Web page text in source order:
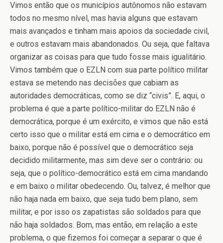
Vimos então que os municípios autônomos não estavam
todos no mesmo nível, mas havia alguns que estavam
mais avançados e tinham mais apoios da sociedade civil,
e outros estavam mais abandonados. Ou seja, que faltava
organizar as coisas para que tudo fosse mais igualitário.
Vimos também que o EZLN com sua parte político militar
estava se metendo nas decisões que cabiam as
autoridades democráticas, como se diz “civis”. E, aqui, o
problema é que a parte político-militar do EZLN não é
democrática, porque é um exército, e vimos que não está
certo isso que o militar está em cima e o democrático em
baixo, porque não é possível que o democrático seja
decidido militarmente, mas sim deve ser o contrário: ou
seja, que o político-democrático está em cima mandando
e em baixo o militar obedecendo. Ou, talvez, é melhor que
não haja nada em baixo, que seja tudo bem plano, sem
militar, e por isso os zapatistas são soldados para que
não haja soldados. Bom, mas então, em relação a este
problema, o que fizemos foi começar a separar o que é